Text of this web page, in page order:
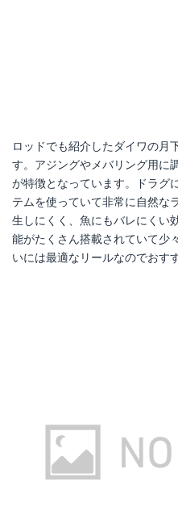
ロッドでも紹介したダイワの月
す。アジングやメバリング用に
が特徴となっています。ドラグ
テムを使っていて非常に自然な
生しにくく、魚にもバレにくい
能がたくさん搭載されていて少
いには最適なリールなのでおす